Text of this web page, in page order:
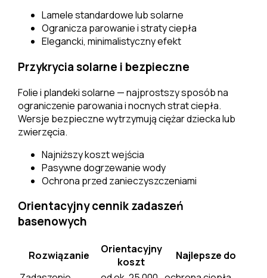
Lamele standardowe lub solarne
Ogranicza parowanie i straty ciepła
Elegancki, minimalistyczny efekt
Przykrycia solarne i bezpieczne
Folie i plandeki solarne — najprostszy sposób na
ograniczenie parowania i nocnych strat ciepła.
Wersje bezpieczne wytrzymują ciężar dziecka lub
zwierzęcia.
Najniższy koszt wejścia
Pasywne dogrzewanie wody
Ochrona przed zanieczyszczeniami
Orientacyjny cennik zadaszeń
basenowych
Rozwiązanie
Orientacyjny
koszt
Najlepsze do